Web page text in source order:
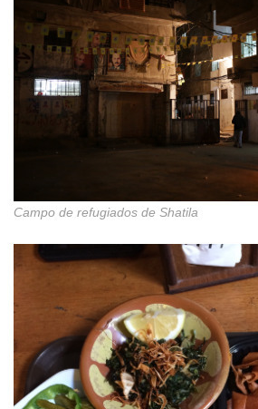
Campo de refugiados de Shatila